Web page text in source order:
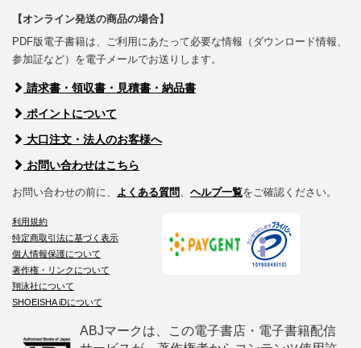
【オンライン発送の商品の場合】
PDF版電子書籍は、ご利用にあたって必要な情報（ダウンロード情報、
参加証など）を電子メールでお送りします。
請求書・領収書・見積書・納品書
ポイントについて
大口注文・法人のお客様へ
お問い合わせはこちら
お問い合わせの前に、 よくある質問、 ヘルプ一覧をご確認ください。
利用規約
特定商取引法に基づく表示
個人情報保護について
著作権・リンクについて
翔泳社について
SHOEISHA iDについて
ABJマークは、この電子書店・電子書籍配信